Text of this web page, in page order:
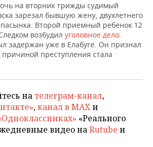
на вторник трижды судимый
зарезал бывшую жену, двухлетнего
Второй приемный ребенок 12
возбудил уголовное дело.
задержан уже в Елабуге. Он признал
преступления стала
на телеграм-канал,
,канал в MAXи
«Реального
видео наRutube и